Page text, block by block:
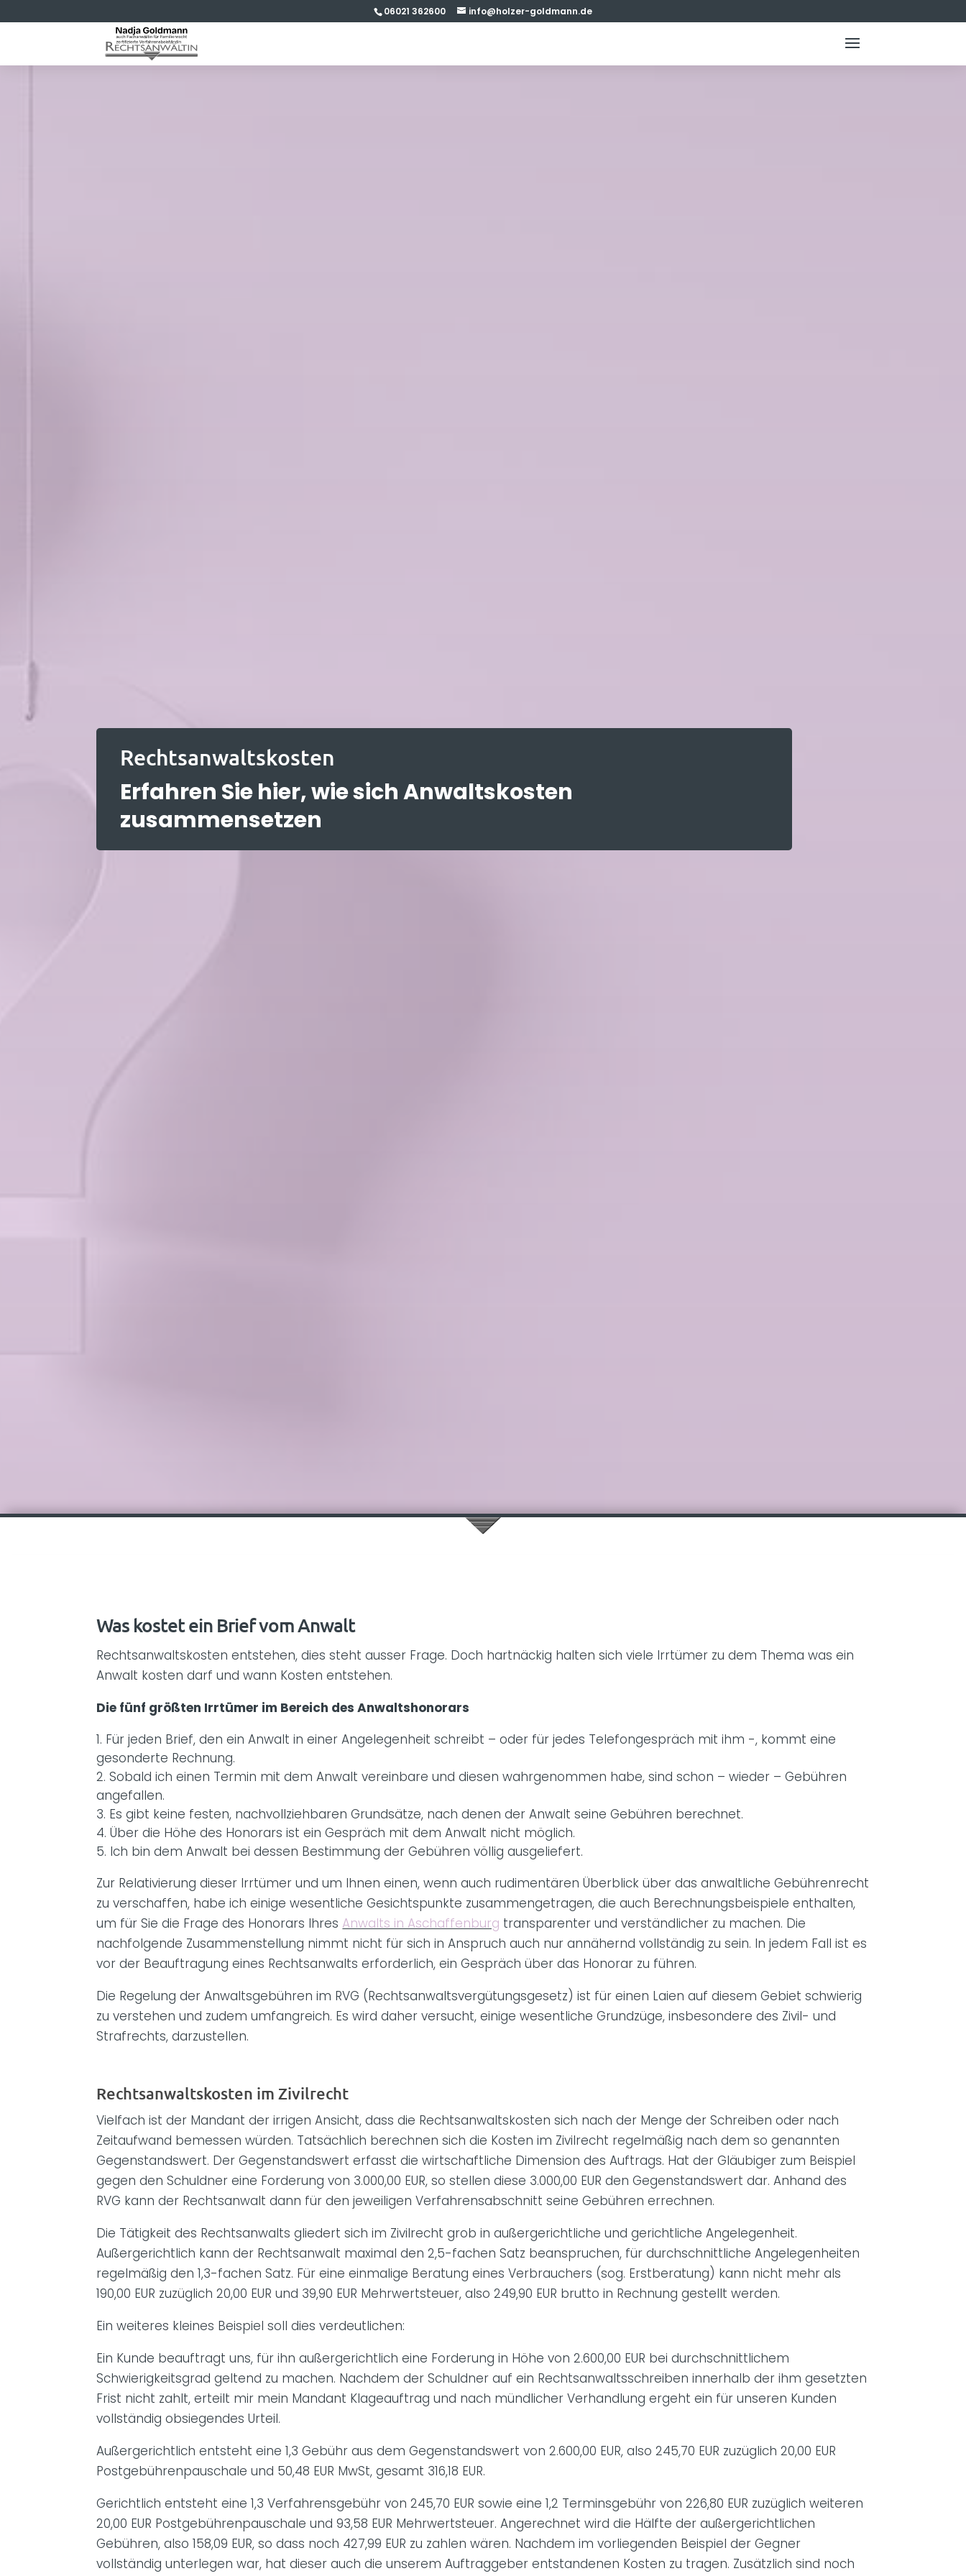
06021 362600 info@holzer-goldmann.de
Rechtsanwaltskosten
Erfahren Sie hier, wie sich Anwaltskosten
zusammensetzen
Was kostet ein Brief vom Anwalt
Rechtsanwaltskosten entstehen, dies steht ausser Frage. Doch hartnäckig halten sich viele Irrtümer zu dem Thema was ein
Anwalt kosten darf und wann Kosten entstehen.
Die fünf größten Irrtümer im Bereich des Anwaltshonorars
Für jeden Brief, den ein Anwalt in einer Angelegenheit schreibt – oder für jedes Telefongespräch mit ihm -, kommt eine
gesonderte Rechnung.
Sobald ich einen Termin mit dem Anwalt vereinbare und diesen wahrgenommen habe, sind schon – wieder – Gebühren
angefallen.
Es gibt keine festen, nachvollziehbaren Grundsätze, nach denen der Anwalt seine Gebühren berechnet.
Über die Höhe des Honorars ist ein Gespräch mit dem Anwalt nicht möglich.
Ich bin dem Anwalt bei dessen Bestimmung der Gebühren völlig ausgeliefert.
Zur Relativierung dieser Irrtümer und um Ihnen einen, wenn auch rudimentären Überblick über das anwaltliche Gebührenrecht
zu verschaffen, habe ich einige wesentliche Gesichtspunkte zusammengetragen, die auch Berechnungsbeispiele enthalten,
um für Sie die Frage des Honorars Ihres Anwalts in Aschaffenburg transparenter und verständlicher zu machen. Die
nachfolgende Zusammenstellung nimmt nicht für sich in Anspruch auch nur annähernd vollständig zu sein. In jedem Fall ist es
vor der Beauftragung eines Rechtsanwalts erforderlich, ein Gespräch über das Honorar zu führen.
Die Regelung der Anwaltsgebühren im RVG (Rechtsanwaltsvergütungsgesetz) ist für einen Laien auf diesem Gebiet schwierig
zu verstehen und zudem umfangreich. Es wird daher versucht, einige wesentliche Grundzüge, insbesondere des Zivil- und
Strafrechts, darzustellen.
Rechtsanwaltskosten im Zivilrecht
Vielfach ist der Mandant der irrigen Ansicht, dass die Rechtsanwaltskosten sich nach der Menge der Schreiben oder nach
Zeitaufwand bemessen würden. Tatsächlich berechnen sich die Kosten im Zivilrecht regelmäßig nach dem so genannten
Gegenstandswert. Der Gegenstandswert erfasst die wirtschaftliche Dimension des Auftrags. Hat der Gläubiger zum Beispiel
gegen den Schuldner eine Forderung von 3.000,00 EUR, so stellen diese 3.000,00 EUR den Gegenstandswert dar. Anhand des
RVG kann der Rechtsanwalt dann für den jeweiligen Verfahrensabschnitt seine Gebühren errechnen.
Die Tätigkeit des Rechtsanwalts gliedert sich im Zivilrecht grob in außergerichtliche und gerichtliche Angelegenheit.
Außergerichtlich kann der Rechtsanwalt maximal den 2,5-fachen Satz beanspruchen, für durchschnittliche Angelegenheiten
regelmäßig den 1,3-fachen Satz. Für eine einmalige Beratung eines Verbrauchers (sog. Erstberatung) kann nicht mehr als
190,00 EUR zuzüglich 20,00 EUR und 39,90 EUR Mehrwertsteuer, also 249,90 EUR brutto in Rechnung gestellt werden.
Ein weiteres kleines Beispiel soll dies verdeutlichen:
Ein Kunde beauftragt uns, für ihn außergerichtlich eine Forderung in Höhe von 2.600,00 EUR bei durchschnittlichem
Schwierigkeitsgrad geltend zu machen. Nachdem der Schuldner auf ein Rechtsanwaltsschreiben innerhalb der ihm gesetzten
Frist nicht zahlt, erteilt mir mein Mandant Klageauftrag und nach mündlicher Verhandlung ergeht ein für unseren Kunden
vollständig obsiegendes Urteil.
Außergerichtlich entsteht eine 1,3 Gebühr aus dem Gegenstandswert von 2.600,00 EUR, also 245,70 EUR zuzüglich 20,00 EUR
Postgebührenpauschale und 50,48 EUR MwSt, gesamt 316,18 EUR.
Gerichtlich entsteht eine 1,3 Verfahrensgebühr von 245,70 EUR sowie eine 1,2 Terminsgebühr von 226,80 EUR zuzüglich weiteren
20,00 EUR Postgebührenpauschale und 93,58 EUR Mehrwertsteuer. Angerechnet wird die Hälfte der außergerichtlichen
Gebühren, also 158,09 EUR, so dass noch 427,99 EUR zu zahlen wären. Nachdem im vorliegenden Beispiel der Gegner
vollständig unterlegen war, hat dieser auch die unserem Auftraggeber entstandenen Kosten zu tragen. Zusätzlich sind noch